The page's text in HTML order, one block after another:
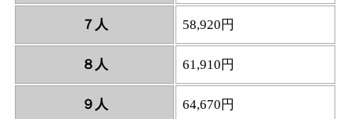
７人 58,920円
８人 61,910円
９人 64,670円